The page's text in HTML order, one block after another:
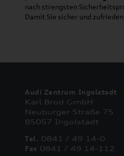
nach strengsten
Damit Sie sicher und
Audi Zentrum Ingolstadt
Karl Brod GmbH
Neuburger Straße 75
85057 Ingolstadt
Tel. 0841 / 49 14-0
Fax 0841 / 49 14-112